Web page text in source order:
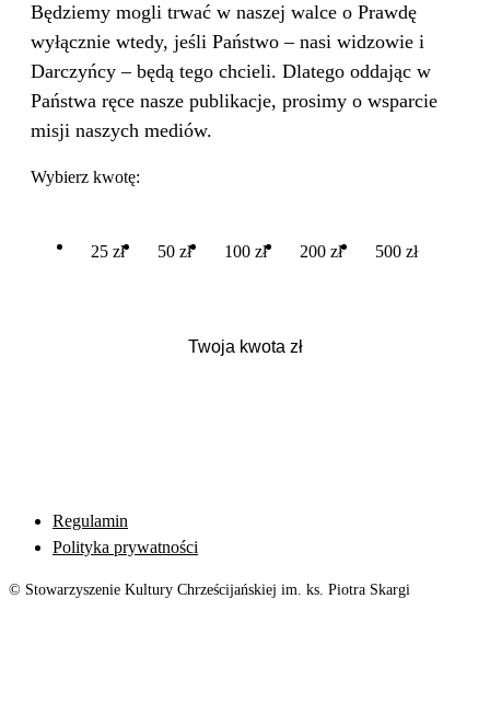
Będziemy mogli trwać w naszej walce o Prawdę
wyłącznie wtedy, jeśli Państwo – nasi widzowie i
Darczyńcy – będą tego chcieli. Dlatego oddając w
Państwa ręce nasze publikacje, prosimy o wsparcie
misji naszych mediów.
Wybierz kwotę:
25 zł 50 zł 100 zł 200 zł 500 zł
Regulamin
Polityka prywatności
© Stowarzyszenie Kultury Chrześcijańskiej im. ks. Piotra Skargi